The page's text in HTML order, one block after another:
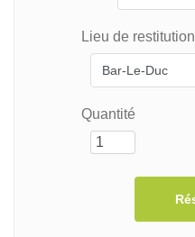
Lieu de restitution
Quantité